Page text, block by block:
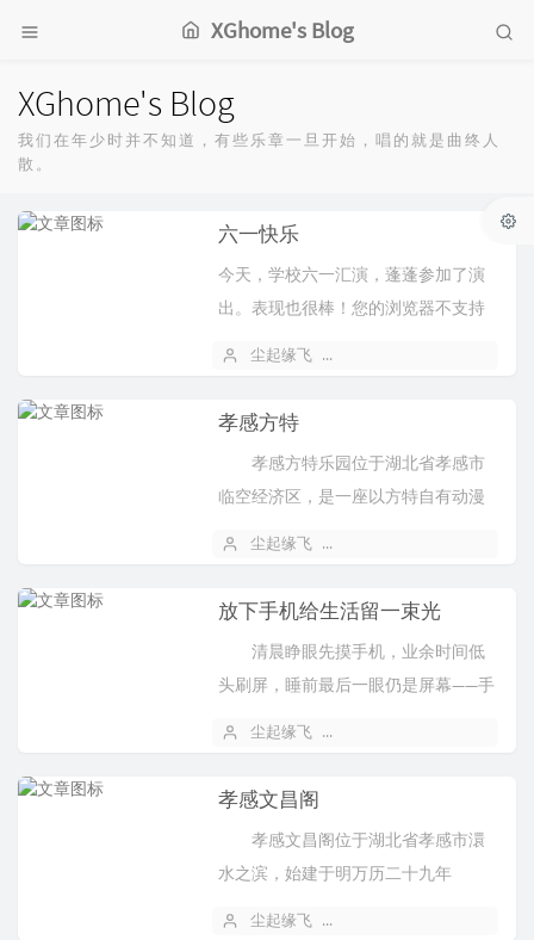
XGhome's Blog
XGhome's Blog
我们在年少时并不知道，有些乐章一旦开始，唱的就是曲终人
散。
六一快乐
今天，学校六一汇演，蓬蓬参加了演
出。表现也很棒！您的浏览器不支持
尘起缘飞
孝感方特
孝感方特乐园位于湖北省孝感市
临空经济区，是一座以方特自有动漫
化高科技主题乐园。业务包...
尘起缘飞
放下手机给生活留一束光
清晨睁眼先摸手机，业余时间低
头刷屏，睡前最后一眼仍是屏幕——手
力，是最先被消耗的宝藏...
尘起缘飞
孝感文昌阁
孝感文昌阁位于湖北省孝感市澴
水之滨，始建于明万历二十九年
尘起缘飞